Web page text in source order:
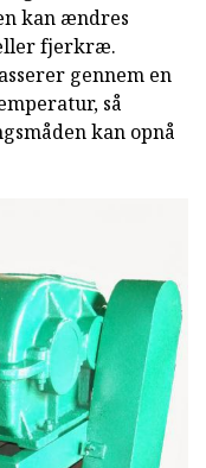
kan ændres
fjerkræ.
gennem en
så
kan opnå